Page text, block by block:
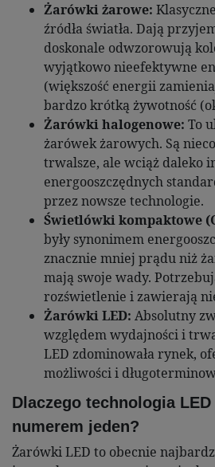
Żarówki żarowe:
źródła światła. Dają
doskonale odwzorowują
wyjątkowo nieefektywne
(większość energii
bardzo krótką żywotność
Żarówki halogenowe: To
żarówek żarowych. Są
trwalsze, ale wciąż daleko
energooszczędnych
przez nowsze technologie.
Świetlówki kompaktowe
były synonimem
znacznie mniej prądu niż
mają swoje wady.
rozświetlenie i zawierają
Żarówki LED: Absolutny
względem wydajności i
LED zdominowała rynek,
możliwości i
Dlaczego technologia
numerem jeden?
Żarówki LED to obecnie